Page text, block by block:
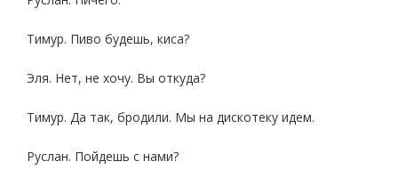
Тимур. Пиво будешь, киса?
Эля. Нет, не хочу. Вы откуда?
Тимур. Да так, бродили. Мы на дискотеку идем.
Руслан. Пойдешь с нами?